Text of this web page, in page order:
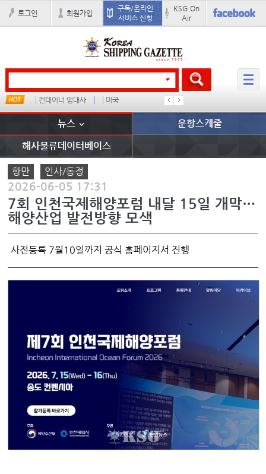
로그인 회원가입
구독/온라인
서비스 신청
KSG On
Air
컨테이너 임대사 미국 �
뉴스 운항스케줄
해사물류데이터베이스
항만 인사/동정
2026-06-05 17:31
7회 인천국제해양포럼 내달 15일 개막…
해양산업 발전방향 모색
사전등록 7월10일까지 공식 홈페이지서 진행